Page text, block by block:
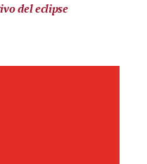
del eclipse